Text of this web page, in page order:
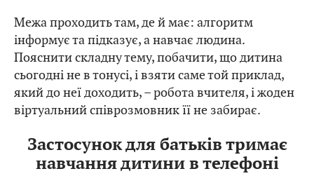
Межа проходить там, де й має: алгоритм
інформує та підказує, а навчає людина.
Пояснити складну тему, побачити, що дитина
сьогодні не в тонусі, і взяти саме той приклад,
який до неї доходить, – робота вчителя, і жоден
віртуальний співрозмовник її не забирає.
Застосунок для батьків тримає
навчання дитини в телефоні